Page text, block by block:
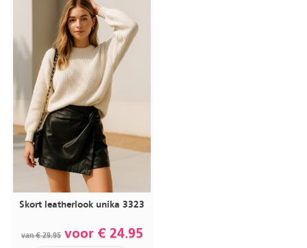
Skort leatherlook unika 3323
van € 29.95voor € 24.95